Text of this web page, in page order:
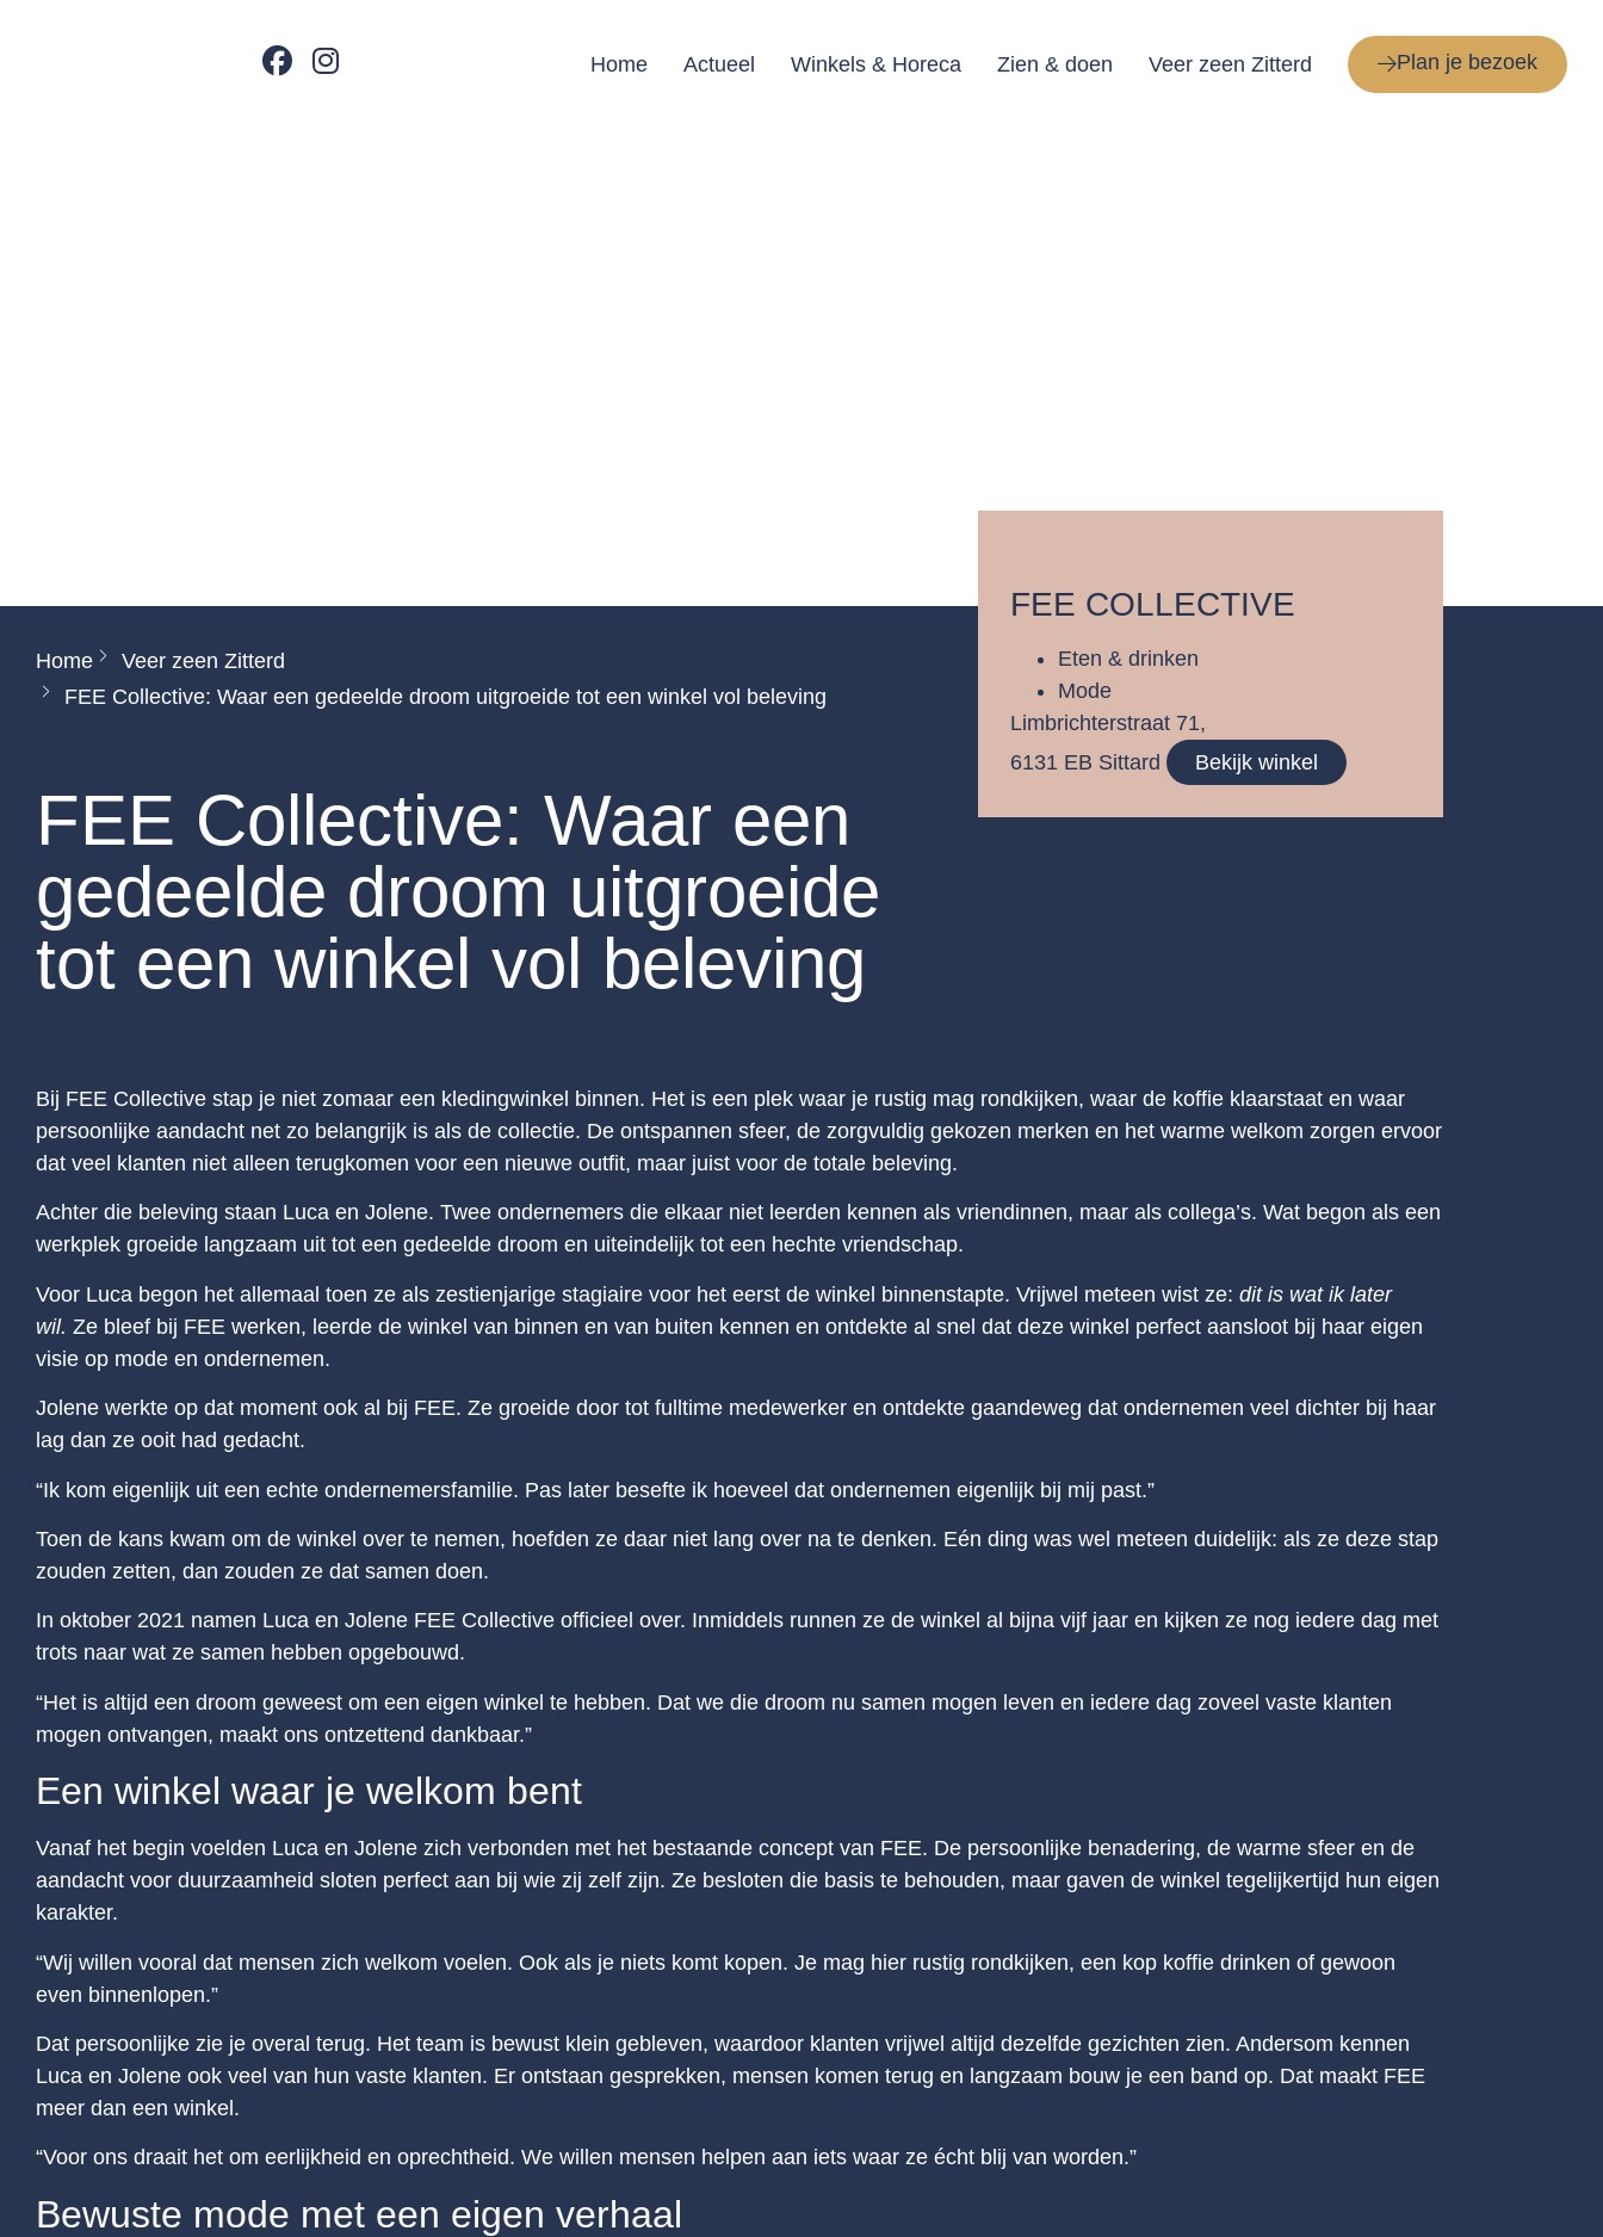
Home Actueel Winkels & Horeca Zien & doen Veer zeen Zitterd Plan je bezoek
Home
Veer zeen Zitterd
FEE Collective: Waar een gedeelde droom uitgroeide tot een winkel vol beleving
FEE Collective: Waar een
gedeelde droom uitgroeide
tot een winkel vol beleving
FEE COLLECTIVE
Eten & drinken
Mode
Limbrichterstraat 71,
6131 EB Sittard
Bekijk winkel
Bij FEE Collective stap je niet zomaar een kledingwinkel binnen. Het is een plek waar je rustig mag rondkijken, waar de koffie klaarstaat en waar
persoonlijke aandacht net zo belangrijk is als de collectie. De ontspannen sfeer, de zorgvuldig gekozen merken en het warme welkom zorgen ervoor
dat veel klanten niet alleen terugkomen voor een nieuwe outfit, maar juist voor de totale beleving.
Achter die beleving staan Luca en Jolene. Twee ondernemers die elkaar niet leerden kennen als vriendinnen, maar als collega’s. Wat begon als een
werkplek groeide langzaam uit tot een gedeelde droom en uiteindelijk tot een hechte vriendschap.
Voor Luca begon het allemaal toen ze als zestienjarige stagiaire voor het eerst de winkel binnenstapte. Vrijwel meteen wist ze: dit is wat ik later
wil. Ze bleef bij FEE werken, leerde de winkel van binnen en van buiten kennen en ontdekte al snel dat deze winkel perfect aansloot bij haar eigen
visie op mode en ondernemen.
Jolene werkte op dat moment ook al bij FEE. Ze groeide door tot fulltime medewerker en ontdekte gaandeweg dat ondernemen veel dichter bij haar
lag dan ze ooit had gedacht.
“Ik kom eigenlijk uit een echte ondernemersfamilie. Pas later besefte ik hoeveel dat ondernemen eigenlijk bij mij past.”
Toen de kans kwam om de winkel over te nemen, hoefden ze daar niet lang over na te denken. Eén ding was wel meteen duidelijk: als ze deze stap
zouden zetten, dan zouden ze dat samen doen.
In oktober 2021 namen Luca en Jolene FEE Collective officieel over. Inmiddels runnen ze de winkel al bijna vijf jaar en kijken ze nog iedere dag met
trots naar wat ze samen hebben opgebouwd.
“Het is altijd een droom geweest om een eigen winkel te hebben. Dat we die droom nu samen mogen leven en iedere dag zoveel vaste klanten
mogen ontvangen, maakt ons ontzettend dankbaar.”
Een winkel waar je welkom bent
Vanaf het begin voelden Luca en Jolene zich verbonden met het bestaande concept van FEE. De persoonlijke benadering, de warme sfeer en de
aandacht voor duurzaamheid sloten perfect aan bij wie zij zelf zijn. Ze besloten die basis te behouden, maar gaven de winkel tegelijkertijd hun eigen
karakter.
“Wij willen vooral dat mensen zich welkom voelen. Ook als je niets komt kopen. Je mag hier rustig rondkijken, een kop koffie drinken of gewoon
even binnenlopen.”
Dat persoonlijke zie je overal terug. Het team is bewust klein gebleven, waardoor klanten vrijwel altijd dezelfde gezichten zien. Andersom kennen
Luca en Jolene ook veel van hun vaste klanten. Er ontstaan gesprekken, mensen komen terug en langzaam bouw je een band op. Dat maakt FEE
meer dan een winkel.
“Voor ons draait het om eerlijkheid en oprechtheid. We willen mensen helpen aan iets waar ze écht blij van worden.”
Bewuste mode met een eigen verhaal